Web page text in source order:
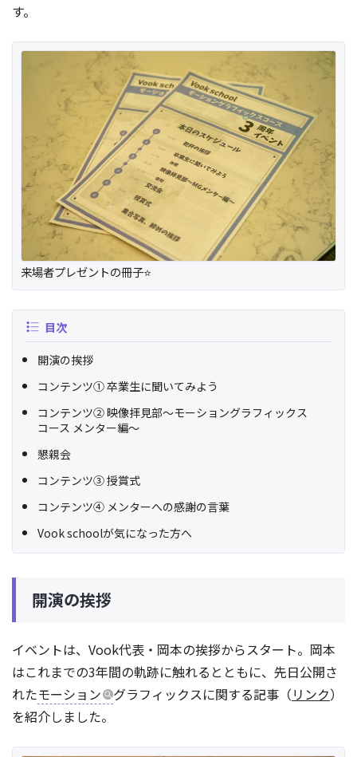
す。
来場者プレゼントの冊子⭐️
目次
開演の挨拶
コンテンツ① 卒業生に聞いてみよう
コンテンツ② 映像拝見部〜モーショングラフィックス
コース メンター編〜
懇親会
コンテンツ③ 授賞式
コンテンツ④ メンターへの感謝の言葉
Vook schoolが気になった方へ
開演の挨拶
イベントは、Vook代表・岡本の挨拶からスタート。岡本
はこれまでの3年間の軌跡に触れるとともに、先日公開さ
れたモーション グラフィックスに関する記事（リンク）
を紹介しました。